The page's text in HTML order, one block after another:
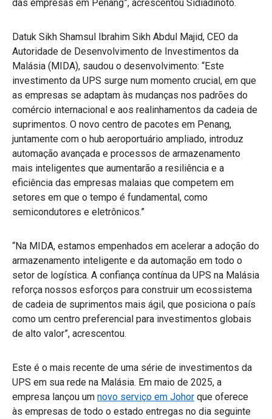
das empresas em Penang”, acrescentou Sidiadinoto.
Datuk Sikh Shamsul Ibrahim Sikh Abdul Majid, CEO da
Autoridade de Desenvolvimento de Investimentos da
Malásia (MIDA), saudou o desenvolvimento: “Este
investimento da UPS surge num momento crucial, em que
as empresas se adaptam às mudanças nos padrões do
comércio internacional e aos realinhamentos da cadeia de
suprimentos. O novo centro de pacotes em Penang,
juntamente com o hub aeroportuário ampliado, introduz
automação avançada e processos de armazenamento
mais inteligentes que aumentarão a resiliência e a
eficiência das empresas malaias que competem em
setores em que o tempo é fundamental, como
semicondutores e eletrônicos.”
“Na MIDA, estamos empenhados em acelerar a adoção do
armazenamento inteligente e da automação em todo o
setor de logística. A confiança contínua da UPS na Malásia
reforça nossos esforços para construir um ecossistema
de cadeia de suprimentos mais ágil, que posiciona o país
como um centro preferencial para investimentos globais
de alto valor”, acrescentou.
Este é o mais recente de uma série de investimentos da
UPS em sua rede na Malásia. Em maio de 2025, a
empresa lançou um novo serviço em Johor que oferece
às empresas de todo o estado entregas no dia seguinte